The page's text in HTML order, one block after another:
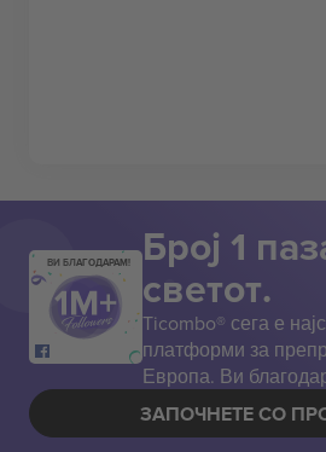
ВИ БЛАГОДАРАМ! Број 1
светот.
Ticombo® сега е
платформи за
Европа. Ви
ЗАПОЧНЕТЕ СО